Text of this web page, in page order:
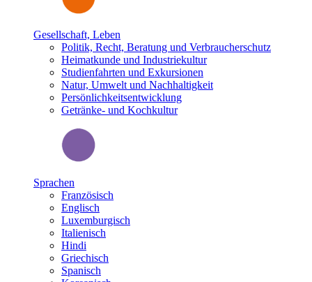
Gesellschaft, Leben
Politik, Recht, Beratung und Verbraucherschutz
Heimatkunde und Industriekultur
Studienfahrten und Exkursionen
Natur, Umwelt und Nachhaltigkeit
Persönlichkeitsentwicklung
Getränke- und Kochkultur
Sprachen
Französisch
Englisch
Luxemburgisch
Italienisch
Hindi
Griechisch
Spanisch